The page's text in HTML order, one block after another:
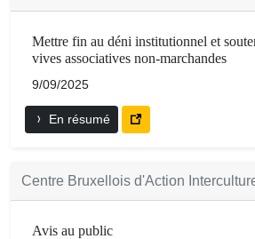
Mettre fin au déni institutionnel et
vives associatives non-marchandes
9/09/2025
En résumé
Centre Bruxellois d'Action
Avis au public